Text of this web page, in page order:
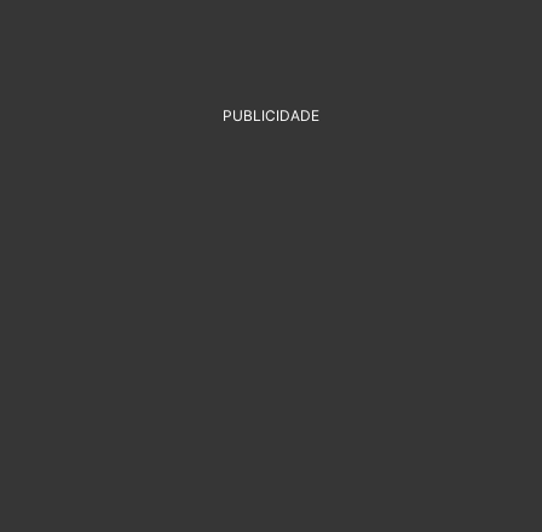
PUBLICIDADE